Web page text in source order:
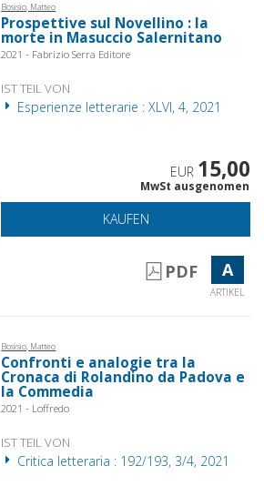
Bosisio, Matteo
Prospettive sul Novellino : la
morte in Masuccio Salernitano
2021 - Fabrizio Serra Editore
IST TEIL VON
Esperienze letterarie : XLVI, 4, 2021
EUR 15,00
MwSt ausgenomen
KAUFEN
PDF A
ARTIKEL
Bosisio, Matteo
Confronti e analogie tra la
Cronaca di Rolandino da Padova e
la Commedia
2021 - Loffredo
IST TEIL VON
Critica letteraria : 192/193, 3/4, 2021